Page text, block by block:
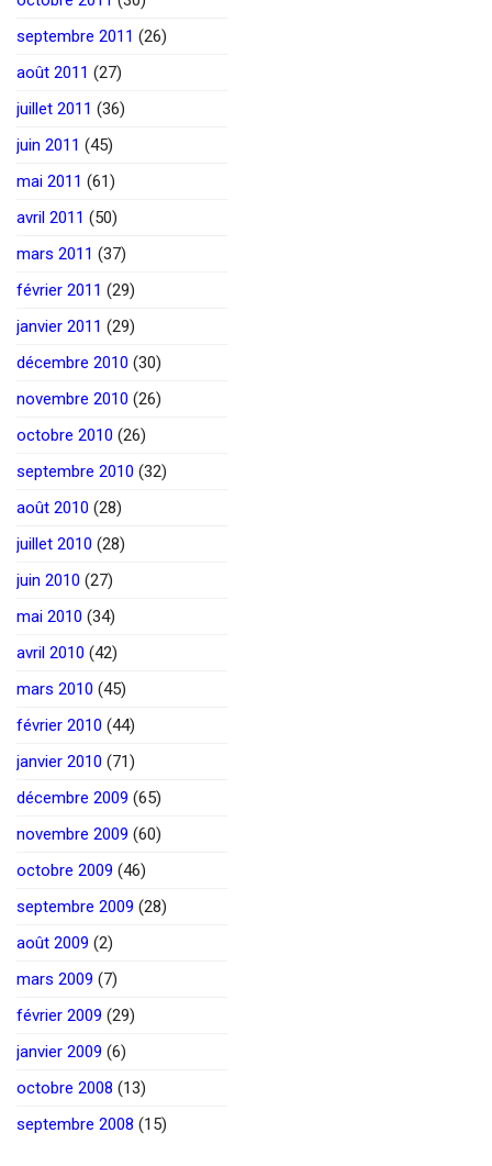
septembre 2011 (26)
août 2011 (27)
juillet 2011 (36)
juin 2011 (45)
mai 2011 (61)
avril 2011 (50)
mars 2011 (37)
février 2011 (29)
janvier 2011 (29)
décembre 2010 (30)
novembre 2010 (26)
octobre 2010 (26)
septembre 2010 (32)
août 2010 (28)
juillet 2010 (28)
juin 2010 (27)
mai 2010 (34)
avril 2010 (42)
mars 2010 (45)
février 2010 (44)
janvier 2010 (71)
décembre 2009 (65)
novembre 2009 (60)
octobre 2009 (46)
septembre 2009 (28)
août 2009 (2)
mars 2009 (7)
février 2009 (29)
janvier 2009 (6)
octobre 2008 (13)
septembre 2008 (15)